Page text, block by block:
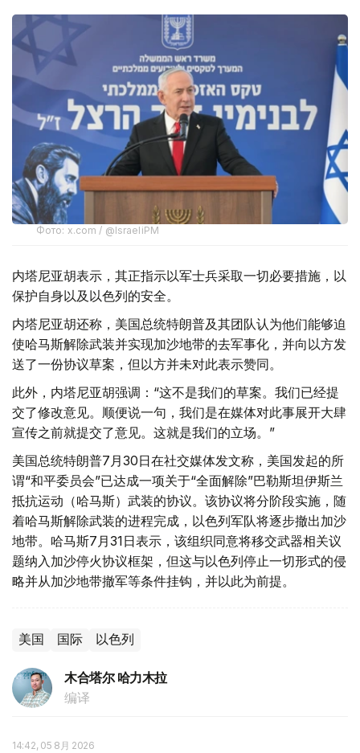
Фото: x.com / @IsraeliPM
内塔尼亚胡表示，其正指示以军士兵采取一切必要措施，以
保护自身以及以色列的安全。
内塔尼亚胡还称，美国总统特朗普及其团队认为他们能够迫
使哈马斯解除武装并实现加沙地带的去军事化，并向以方发
送了一份协议草案，但以方并未对此表示赞同。
此外，内塔尼亚胡强调：“这不是我们的草案。我们已经提
交了修改意见。顺便说一句，我们是在媒体对此事展开大肆
宣传之前就提交了意见。这就是我们的立场。”
美国总统特朗普7月30日在社交媒体发文称，美国发起的所
谓“和平委员会”已达成一项关于“全面解除”巴勒斯坦伊斯兰
抵抗运动（哈马斯）武装的协议。该协议将分阶段实施，随
着哈马斯解除武装的进程完成，以色列军队将逐步撤出加沙
地带。哈马斯7月31日表示，该组织同意将移交武器相关议
题纳入加沙停火协议框架，但这与以色列停止一切形式的侵
略并从加沙地带撤军等条件挂钩，并以此为前提。
美国 国际 以色列
木合塔尔 哈力木拉
编译
14:42, 05 8月 2026